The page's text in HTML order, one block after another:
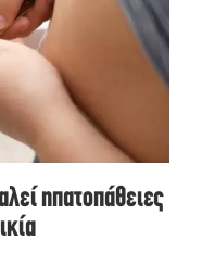
ηπατοπάθειες